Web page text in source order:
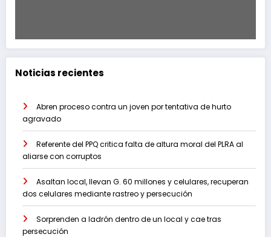
Noticias recientes
Abren proceso contra un joven por tentativa de hurto
agravado
Referente del PPQ critica falta de altura moral del PLRA al
aliarse con corruptos
Asaltan local, llevan G. 60 millones y celulares, recuperan
dos celulares mediante rastreo y persecución
Sorprenden a ladrón dentro de un local y cae tras
persecución